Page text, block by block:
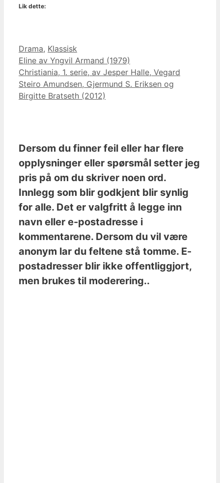
Lik dette:
Kategorier
Drama, Klassisk
Eline av Yngvil Armand (1979)
Christiania, 1. serie, av Jesper Halle, Vegard
Steiro Amundsen, Gjermund S. Eriksen og
Birgitte Bratseth (2012)
Dersom du finner feil eller har flere
opplysninger eller spørsmål setter jeg
pris på om du skriver noen ord.
Innlegg som blir godkjent blir synlig
for alle. Det er valgfritt å legge inn
navn eller e-postadresse i
kommentarene. Dersom du vil være
anonym lar du feltene stå tomme. E-
postadresser blir ikke offentliggjort,
men brukes til moderering..